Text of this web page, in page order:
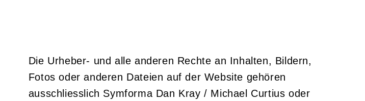
Die Urheber- und alle anderen Rechte an Inhalten, Bildern,
Fotos oder anderen Dateien auf der Website gehören
ausschliesslich Symforma Dan Kray / Michael Curtius oder